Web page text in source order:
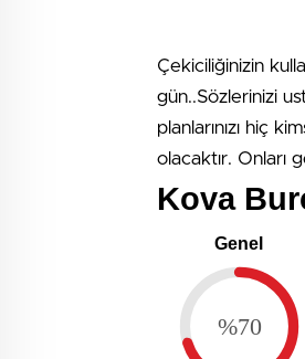
Çekiciliğinizin
gün..Sözlerinizi
planlarınızı hiç
olacaktır. Onları
Kova
Genel
%70